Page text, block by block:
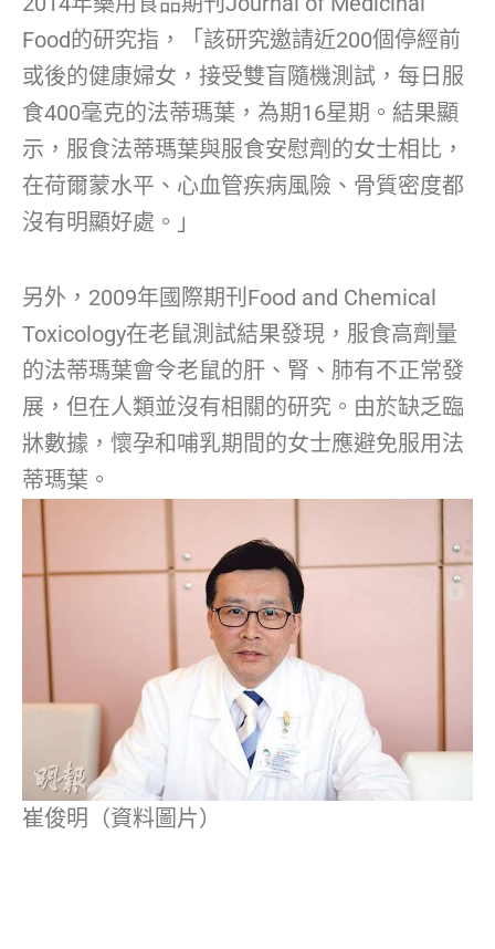
Food的研究指，「該研究邀請近200個停經前
或後的健康婦女，接受雙盲隨機測試，每日服
食400毫克的法蒂瑪葉，為期16星期。結果顯
示，服食法蒂瑪葉與服食安慰劑的女士相比，
在荷爾蒙水平、心血管疾病風險、骨質密度都
沒有明顯好處。」
另外，2009年國際期刊Food and Chemical
Toxicology在老鼠測試結果發現，服食高劑量
的法蒂瑪葉會令老鼠的肝、腎、肺有不正常發
展，但在人類並沒有相關的研究。由於缺乏臨
牀數據，懷孕和哺乳期間的女士應避免服用法
蒂瑪葉。
崔俊明（資料圖片）